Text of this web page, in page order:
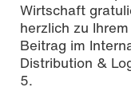
Wirtschaft
herzlich zu
Beitrag im
Distribution &
5.